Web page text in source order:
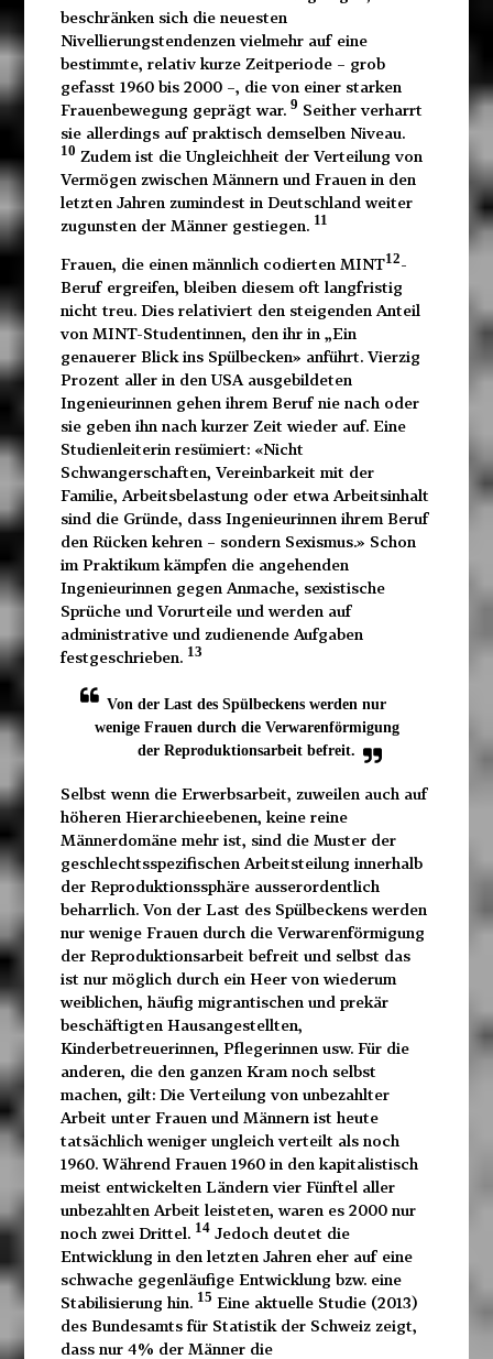
beschränken sich die neuesten
Nivellierungstendenzen vielmehr auf eine
bestimmte, relativ kurze Zeitperiode – grob
gefasst 1960 bis 2000 –, die von einer starken
Frauenbewegung geprägt war. 9 Seither verharrt
sie allerdings auf praktisch demselben Niveau.
10 Zudem ist die Ungleichheit der Verteilung von
Vermögen zwischen Männern und Frauen in den
letzten Jahren zumindest in Deutschland weiter
zugunsten der Männer gestiegen. 11
Frauen, die einen männlich codierten MINT12-
Beruf ergreifen, bleiben diesem oft langfristig
nicht treu. Dies relativiert den steigenden Anteil
von MINT-Studentinnen, den ihr in „Ein
genauerer Blick ins Spülbecken» anführt. Vierzig
Prozent aller in den USA ausgebildeten
Ingenieurinnen gehen ihrem Beruf nie nach oder
sie geben ihn nach kurzer Zeit wieder auf. Eine
Studienleiterin resümiert: «Nicht
Schwangerschaften, Vereinbarkeit mit der
Familie, Arbeitsbelastung oder etwa Arbeitsinhalt
sind die Gründe, dass Ingenieurinnen ihrem Beruf
den Rücken kehren – sondern Sexismus.» Schon
im Praktikum kämpfen die angehenden
Ingenieurinnen gegen Anmache, sexistische
Sprüche und Vorurteile und werden auf
administrative und zudienende Aufgaben
festgeschrieben. 13
Von der Last des Spülbeckens werden nur
wenige Frauen durch die Verwarenförmigung
der Reproduktionsarbeit befreit.
Selbst wenn die Erwerbsarbeit, zuweilen auch auf
höheren Hierarchieebenen, keine reine
Männerdomäne mehr ist, sind die Muster der
geschlechtsspezifischen Arbeitsteilung innerhalb
der Reproduktionssphäre ausserordentlich
beharrlich. Von der Last des Spülbeckens werden
nur wenige Frauen durch die Verwarenförmigung
der Reproduktionsarbeit befreit und selbst das
ist nur möglich durch ein Heer von wiederum
weiblichen, häufig migrantischen und prekär
beschäftigten Hausangestellten,
Kinderbetreuerinnen, Pflegerinnen usw. Für die
anderen, die den ganzen Kram noch selbst
machen, gilt: Die Verteilung von unbezahlter
Arbeit unter Frauen und Männern ist heute
tatsächlich weniger ungleich verteilt als noch
1960. Während Frauen 1960 in den kapitalistisch
meist entwickelten Ländern vier Fünftel aller
unbezahlten Arbeit leisteten, waren es 2000 nur
noch zwei Drittel. 14Jedoch deutet die
Entwicklung in den letzten Jahren eher auf eine
schwache gegenläufige Entwicklung bzw. eine
Stabilisierung hin. 15 Eine aktuelle Studie (2013)
des Bundesamts für Statistik der Schweiz zeigt,
dass nur 4% der Männer die